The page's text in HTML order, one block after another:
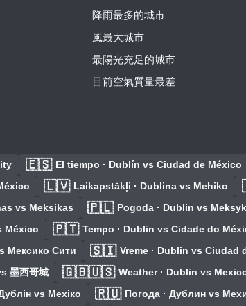
降雨最多的城市
風最大城市
最陽光充足的城市
目前空氣質量最差
🇪🇸 El tiempo · Dublín vs Ciudad de México
🇱🇻 Laikapstākļi · Dublina vs Mehiko
vs Meksikas 🇵🇱 Pogoda · Dublin vs Meksyk
México 🇵🇹 Tempo · Dublin vs Cidade do
Мексико Сити 🇸🇮 Vreme · Dublin vs Ciudad
墨西哥城 🇬🇧🇺🇸 Weather · Dublin vs
vs Мехіко 🇷🇺 Погода · Дублин vs